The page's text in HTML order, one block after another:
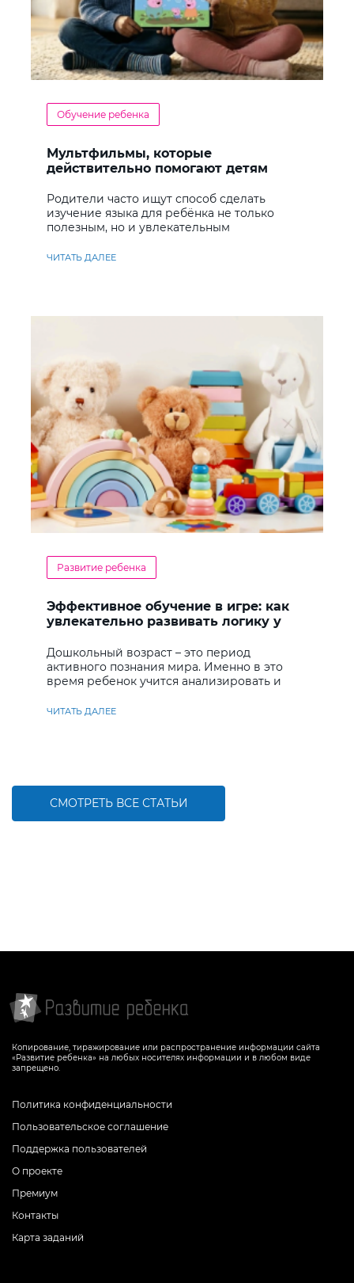
Обучение ребенка
Мультфильмы, которые
действительно помогают детям
Родители часто ищут способ сделать
изучение языка для ребёнка не только
полезным, но и увлекательным
ЧИТАТЬ ДАЛЕЕ
Развитие ребенка
Эффективное обучение в игре: как
увлекательно развивать логику у
Дошкольный возраст – это период
активного познания мира. Именно в это
время ребенок учится анализировать и
ЧИТАТЬ ДАЛЕЕ
СМОТРЕТЬ ВСЕ СТАТЬИ
Копирование, тиражирование или распространение информации сайта
«Развитие ребенка» на любых носителях информации и в любом виде
запрещено.
Политика конфиденциальности
Пользовательское соглашение
Поддержка пользователей
О проекте
Премиум
Контакты
Карта заданий